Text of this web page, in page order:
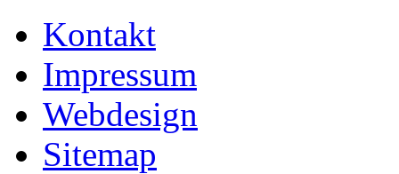
Kontakt
Impressum
Webdesign
Sitemap